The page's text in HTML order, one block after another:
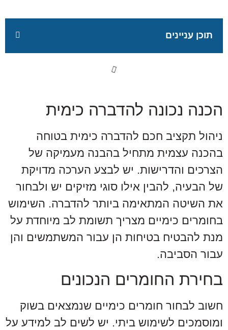
תוכן עניינים
הכנה נכונה להדברה כימית
ניהול תקציב חכם להדברה כימית בטוחה
בהכנה עצמית מתחיל בהבנה מעמיקה של
הצרכים והדרישות. יש לבצע הערכה מדויקת
של הבעיה, להבין אילו סוגי מזיקים יש ולבחור
את השיטה המתאימה ביותר להדברה. השימוש
בחומרים כימיים מצריך תשומת לב מיוחדת על
מנת להבטיח בטיחות הן עבור המשתמשים והן
עבור הסביבה.
בחירת החומרים הנכונים
חשוב לבחור חומרים כימיים שנמצאים בשוק
ומוסמכים לשימוש ביתי. יש לשים לב למידע על